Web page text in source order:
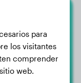
para
los visitantes
comprender
web.